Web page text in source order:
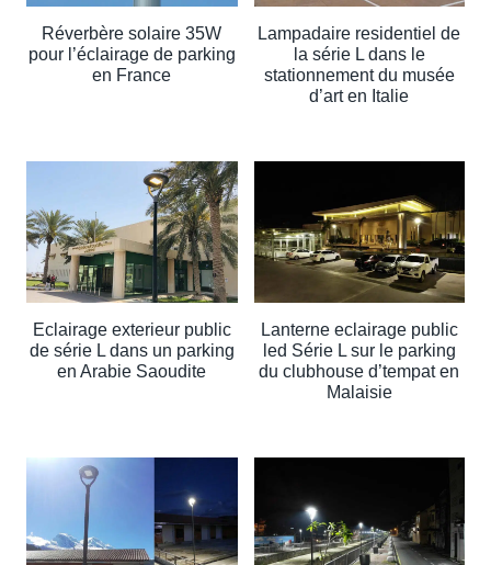
Réverbère solaire 35W
pour l’éclairage de parking
en France
Lampadaire residentiel de
la série L dans le
stationnement du musée
d’art en Italie
Eclairage exterieur public
de série L dans un parking
en Arabie Saoudite
Lanterne eclairage public
led Série L sur le parking
du clubhouse d’tempat en
Malaisie